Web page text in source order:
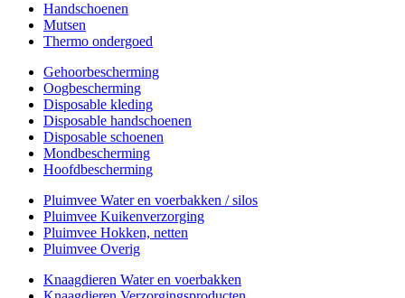
Handschoenen
Mutsen
Thermo ondergoed
Gehoorbescherming
Oogbescherming
Disposable kleding
Disposable handschoenen
Disposable schoenen
Mondbescherming
Hoofdbescherming
Pluimvee Water en voerbakken / silos
Pluimvee Kuikenverzorging
Pluimvee Hokken, netten
Pluimvee Overig
Knaagdieren Water en voerbakken